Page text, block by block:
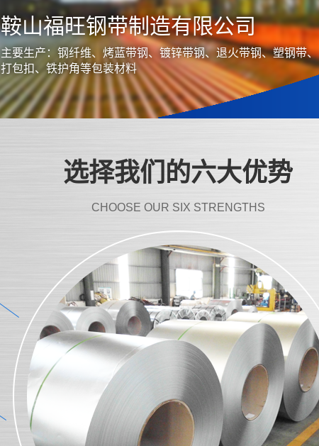
鞍山福旺钢带制造有限公司
主要生产：钢纤维、烤蓝带钢、镀锌带钢、退火带钢、塑钢带、
打包扣、铁护角等包装材料
选择我们的六大优势
CHOOSE OUR SIX STRENGTHS